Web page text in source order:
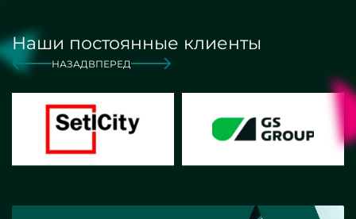
Наши постоянные клиенты
НАЗАД ВПЕРЕД